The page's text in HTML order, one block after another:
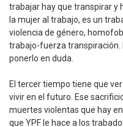
trabajar hay que transpirar y
la mujer al trabajo, es un
violencia de género,
trabajo-fuerza transpiración.
ponerlo en duda.
El tercer tiempo tiene que
vivir en el futuro. Ese
muertes violentas que hay
que YPF le hace a los